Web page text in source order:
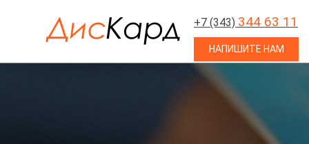
+7 (343) 344 63 11
НАПИШИТЕ НАМ